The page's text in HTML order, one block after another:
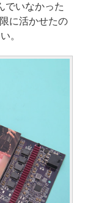
でいなかった
に活かせたの
。